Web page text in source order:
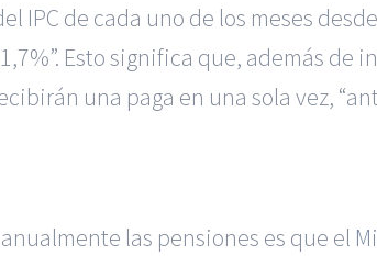
de cada uno de los meses
Esto significa que, además de
una paga en una sola vez,
las pensiones es que el